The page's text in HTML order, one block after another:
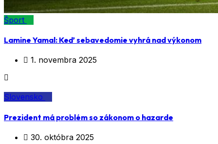
Šport
Lamine Yamal: Keď sebavedomie vyhrá nad výkonom
1. novembra 2025
Slovensko
Prezident má problém so zákonom o hazarde
30. októbra 2025